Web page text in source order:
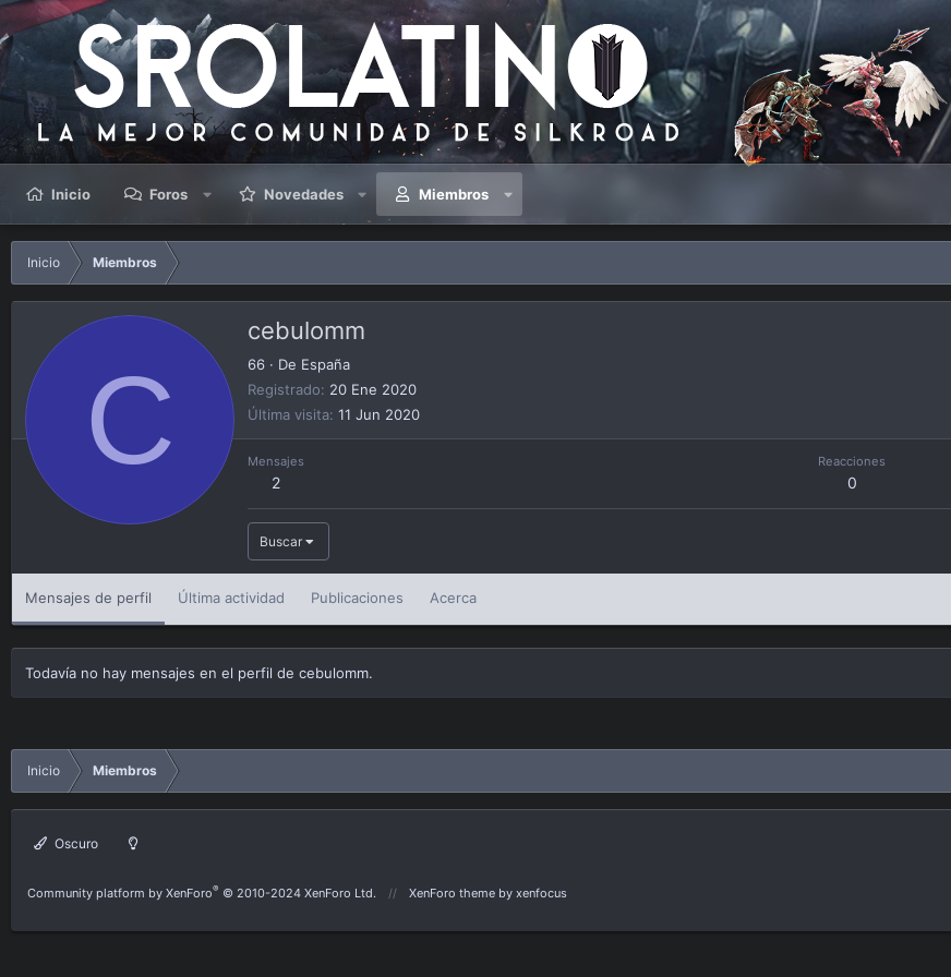
Inicio Foros Novedades Miembros
Inicio Miembros
C
cebulomm
66 · De España
Registrado
20 Ene 2020
Última visita 11 Jun 2020
Mensajes
2
Reacciones
0
Buscar
Mensajes de perfil Última actividad Publicaciones Acerca
Todavía no hay mensajes en el perfil de cebulomm.
Inicio Miembros
Oscuro
Community platform by XenForo® © 2010-2024 XenForo Ltd. XenForo theme by xenfocus